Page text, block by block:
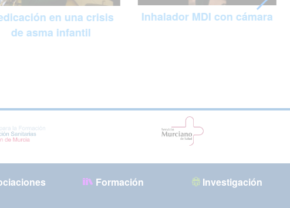
en una crisis
de asma infantil
Inhalador MDI con cámara
Formación Investigación